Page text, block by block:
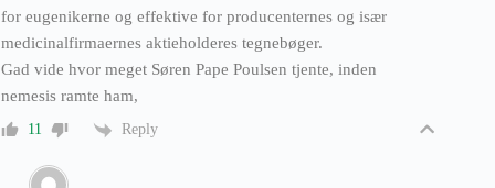
for eugenikerne og effektive for producenternes og især
medicinalfirmaernes aktieholderes tegnebøger.
Gad vide hvor meget Søren Pape Poulsen tjente, inden
nemesis ramte ham,
11 Reply